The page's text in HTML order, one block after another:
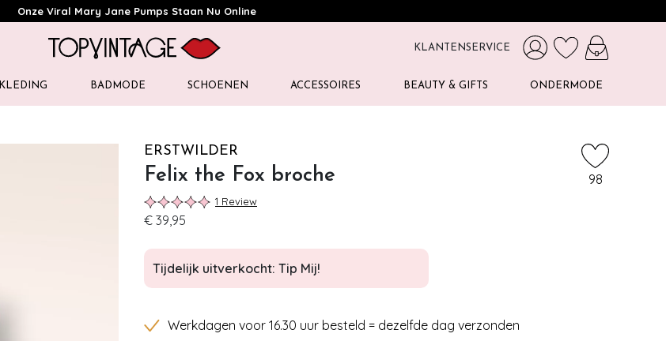
Onze Viral Mary Jane Pumps Staan Nu Online
KLANTENSERVICE
KLEDING BADMODE SCHOENEN ACCESSOIRES BEAUTY & GIFTS ONDERMODE
ERSTWILDER
Felix the Fox broche 98
1 Review
€ 39,95
Tijdelijk uitverkocht: Tip Mij!
Werkdagen voor 16.30 uur besteld = dezelfde dag verzonden